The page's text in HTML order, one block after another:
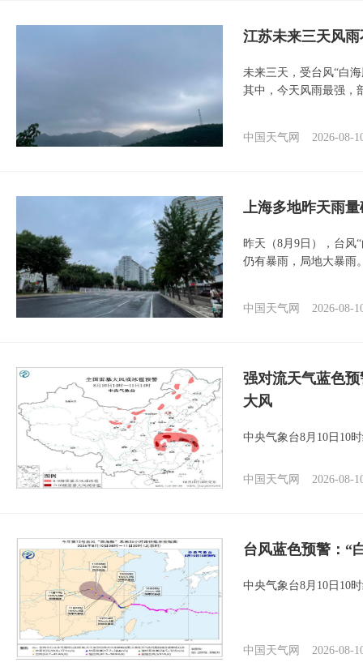
江苏未来三天风
未来三天，受台风“白
其中，今天风雨最强，
中国天气网 2026-08-
上海多地昨天雨
昨天（8月9日），台风
仍有暴雨，局地大暴雨
中国天气网 2026-08-
强对流天气蓝色
大风
中央气象台8月10日10
中国天气网 2026-08-
台风蓝色预警：“
中央气象台8月10日10
中国天气网 2026-08-